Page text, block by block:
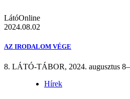
LátóOnline
2024.08.02
AZ IRODALOM VÉGE
8. LÁTÓ-TÁBOR, 2024. augusztus
Hírek